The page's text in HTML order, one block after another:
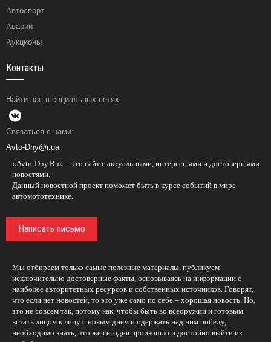
Автоспорт
Аварии
Аукционы
Контакты
Найти нас в социальных сетях:
Связаться с нами:
Avto-Dny@i.ua
«Avto-Dny.Ru» – это сайт с актуальными, интересными и достоверными
новостями.
Данный новостной проект поможет быть в курсе событий в мире
автомототехнике.
Написать письмо
Мы отбираем только самые полезные материалы, публикуем
исключительно достоверные факты, основываясь на информации с
наиболее авторитетных ресурсов и собственных источников. Говорят,
что если нет новостей, то это уже само по себе – хорошая новость. Но,
это не совсем так, потому как, чтобы быть во всеоружии и готовым
встать лицом к лицу с новым днем и одержать над ним победу,
необходимо знать, что же сегодня произошло и достойно выйти из